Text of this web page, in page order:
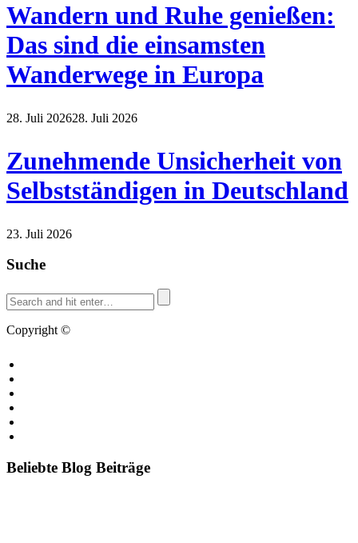
Wandern und Ruhe genießen:
Das sind die einsamsten
Wanderwege in Europa
28. Juli 202628. Juli 2026
Zunehmende Unsicherheit von
Selbstständigen in Deutschland
23. Juli 2026
Suche
Copyright ©
Beliebte Blog Beiträge